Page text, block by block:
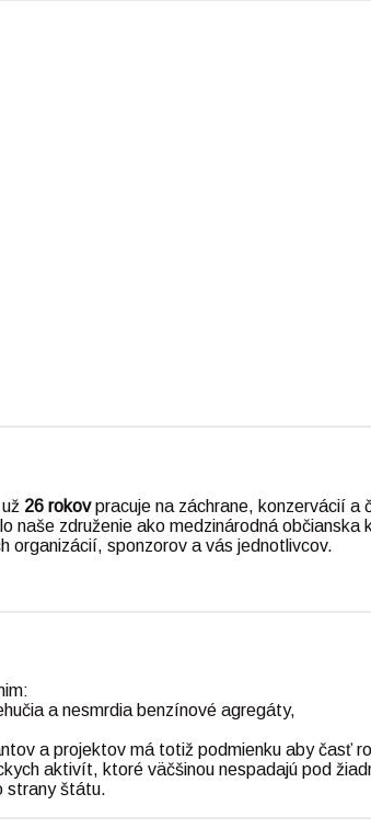
26 rokovpracuje na záchrane, konzervácií a
združenie ako medzinárodná
organizácií, sponzorov a vás jednotlivcov.
a nesmrdia benzínové agregáty,
a projektov má totiž podmienku aby časť
aktivít, ktoré väčšinou nespadajú pod
strany štátu.